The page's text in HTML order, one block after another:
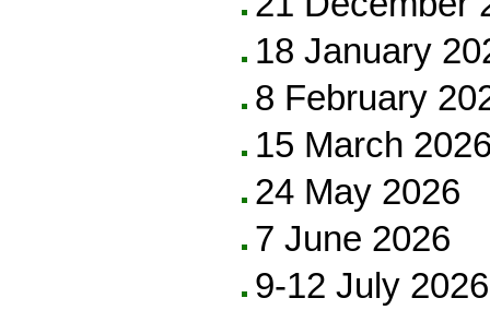
18 January
8 February
15 March
24 May 2026
7 June 2026
9-12 July